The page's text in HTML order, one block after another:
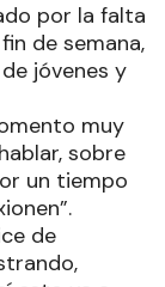
por la falta
de semana,
jóvenes y
muy
sobre
un tiempo
de